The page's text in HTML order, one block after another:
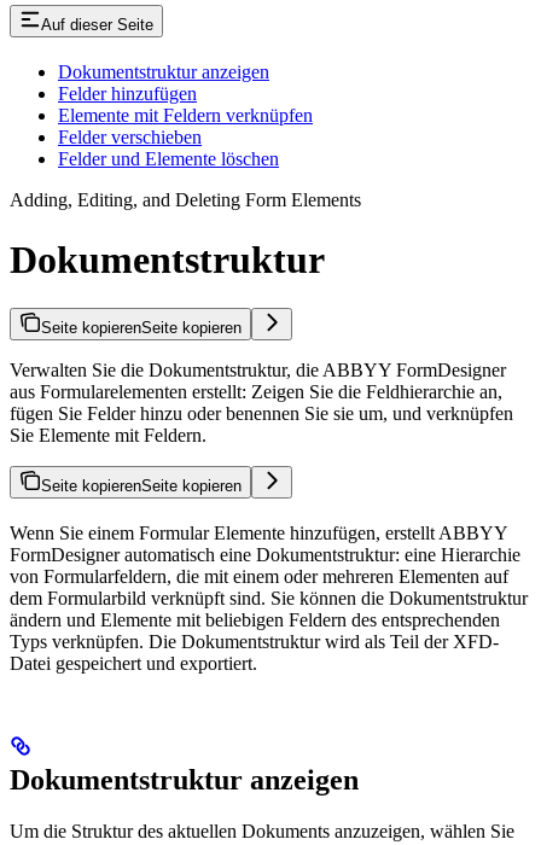
Auf dieser Seite
Dokumentstruktur anzeigen
Felder hinzufügen
Elemente mit Feldern verknüpfen
Felder verschieben
Felder und Elemente löschen
Adding, Editing, and Deleting Form Elements
Dokumentstruktur
Seite kopierenSeite kopieren
Verwalten Sie die Dokumentstruktur, die ABBYY FormDesigner
aus Formularelementen erstellt: Zeigen Sie die Feldhierarchie an,
fügen Sie Felder hinzu oder benennen Sie sie um, und verknüpfen
Sie Elemente mit Feldern.
Seite kopierenSeite kopieren
Wenn Sie einem Formular Elemente hinzufügen, erstellt ABBYY
FormDesigner automatisch eine Dokumentstruktur: eine Hierarchie
von Formularfeldern, die mit einem oder mehreren Elementen auf
dem Formularbild verknüpft sind. Sie können die Dokumentstruktur
ändern und Elemente mit beliebigen Feldern des entsprechenden
Typs verknüpfen. Die Dokumentstruktur wird als Teil der XFD-
Datei gespeichert und exportiert.
Dokumentstruktur anzeigen
Um die Struktur des aktuellen Dokuments anzuzeigen, wählen Sie